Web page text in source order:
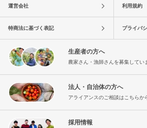
運営会社 利用規約
特商法に基づく表記 プライバ
生産者の方へ
農家さん・漁師さんを募集してい
法人・自治体の方へ
アライアンスのご相談はこちらか
採用情報